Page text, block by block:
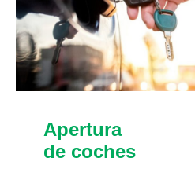
Apertura
de coches